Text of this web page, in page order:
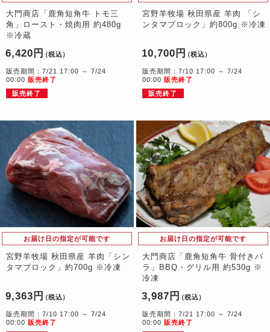
大門商店「鹿角短角牛 トモ三
角」ロースト・焼肉用 約480g
※冷蔵
6,420円 （税込）
販売期間：7/21 17:00 ～ 7/24
00:00 販売終了
販売終了
宮野羊牧場 秋田県産 羊肉 「シ
ンタマブロック」約800g ※冷凍
10,700円 （税込）
販売期間：7/10 17:00 ～ 7/24
00:00 販売終了
販売終了
お届け日の指定が可能です
宮野羊牧場 秋田県産 羊肉「シン
タマブロック」約700g ※冷凍
9,363円 （税込）
販売期間：7/10 17:00 ～ 7/24
00:00 販売終了
お届け日の指定が可能です
大門商店「鹿角短角牛 骨付きバ
ラ」BBQ・グリル用 約530g ※
冷凍
3,987円 （税込）
販売期間：7/21 17:00 ～ 7/24
00:00 販売終了